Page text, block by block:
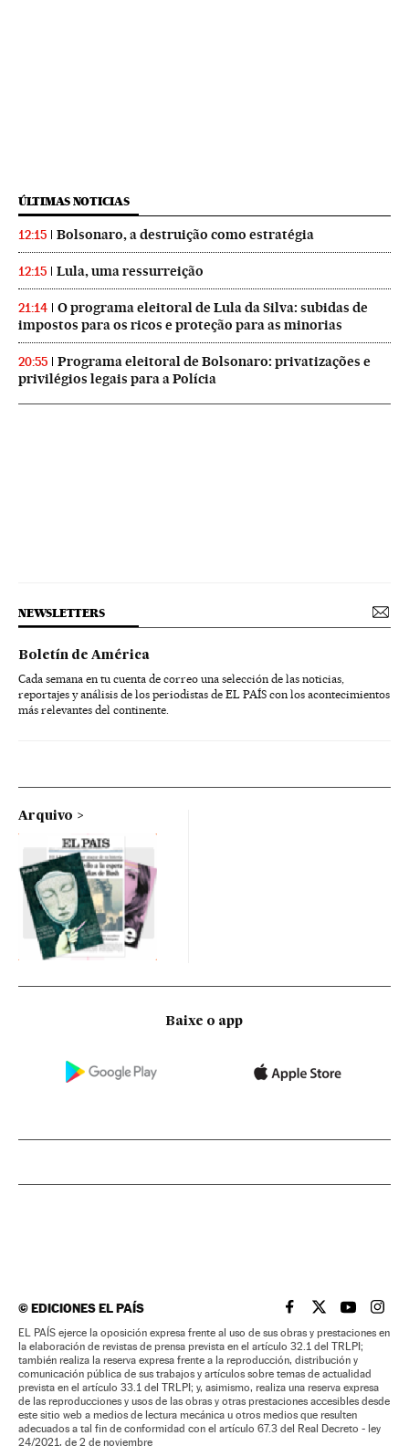
ÚLTIMAS NOTICIAS
12:15 Bolsonaro, a destruição como estratégia
12:15 Lula, uma ressurreição
21:14
O programa eleitoral de Lula da Silva: subidas de
impostos para os ricos e proteção para as minorias
20:55
Programa eleitoral de Bolsonaro: privatizações e
privilégios legais para a Polícia
NEWSLETTERS
Boletín de América
Cada semana en tu cuenta de correo una selección de las noticias,
reportajes y análisis de los periodistas de EL PAÍS con los acontecimientos
más relevantes del continente.
Arquivo
Baixe o app
©EDICIONES EL PAÍS EL PAÍS BRASIL EN
EL PAÍSEL PAÍS
EL
EL PAÍS ejerce la oposición expresa frente al uso de sus obras y prestaciones en
la elaboración de revistas de prensa prevista en el artículo 32.1 del TRLPI;
también realiza la reserva expresa frente a la reproducción, distribución y
comunicación pública de sus trabajos y artículos sobre temas de actualidad
prevista en el artículo 33.1 del TRLPI; y, asimismo, realiza una reserva expresa
de las reproducciones y usos de las obras y otras prestaciones accesibles desde
este sitio web a medios de lectura mecánica u otros medios que resulten
adecuados a tal fin de conformidad con el artículo 67.3 del Real Decreto - ley
24/2021, de 2 de noviembre